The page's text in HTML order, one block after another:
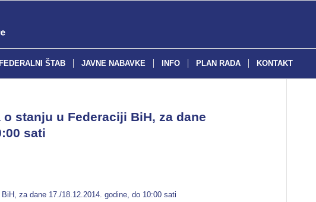
FEDERALNI ŠTAB JAVNE NABAVKE INFO PLAN RADA KONTAKT
stanju u Federaciji BiH, za dane
sati
za dane 17./18.12.2014. godine, do 10:00 sati